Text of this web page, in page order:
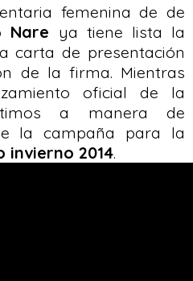
femenina de de
Nare ya tiene lista la
carta de presentación
de la firma. Mientras
oficial de la
a manera de
la campaña para la
invierno 2014.